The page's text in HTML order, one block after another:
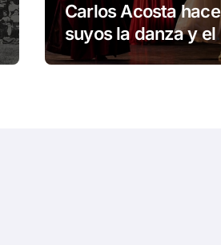
Carlos Acosta hace
suyos la danza y el
escenario en Reino